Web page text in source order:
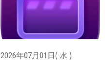
2026年07月01日( 水 )